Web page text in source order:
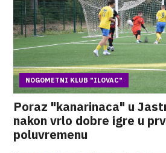
NOGOMETNI KLUB "ILOVAC"
Poraz "kanarinaca" u
nakon vrlo dobre igre u
poluvremenu